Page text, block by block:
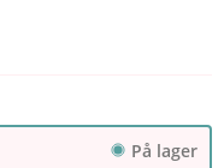
På lager